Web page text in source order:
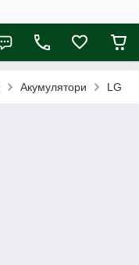
Акумулятори LG